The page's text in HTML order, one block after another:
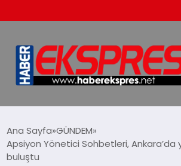
EKONOMİ
Ana Sayfa GÜNDEM
Apsiyon Yönetici Sohbetleri, Ankara’da
buluştu